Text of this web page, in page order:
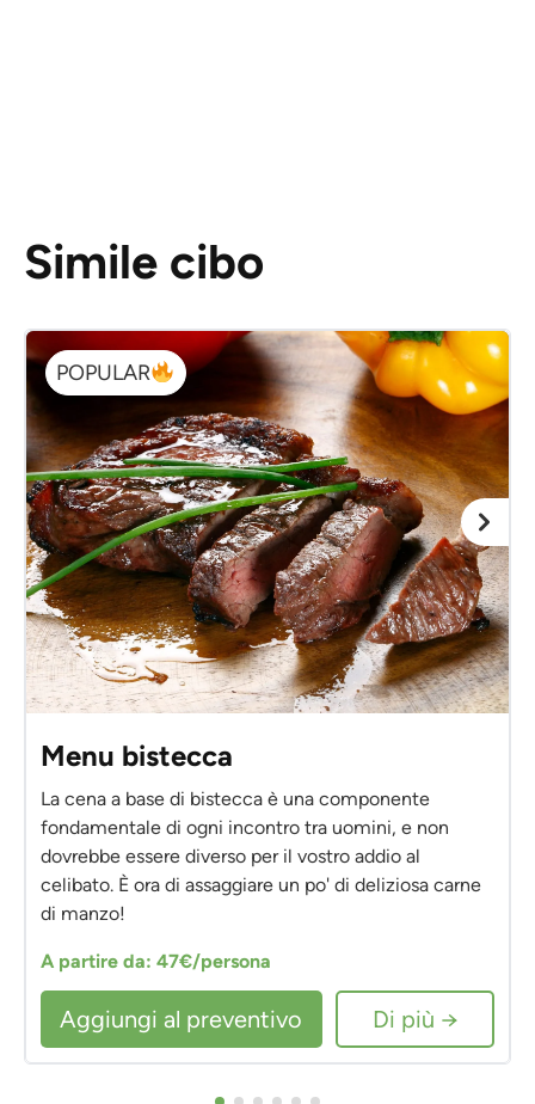
Simile cibo
POPULAR
Menu bistecca
La cena a base di bistecca è una componente
fondamentale di ogni incontro tra uomini, e non
dovrebbe essere diverso per il vostro addio al
celibato. È ora di assaggiare un po' di deliziosa carne
di manzo!
A partire da: 47€/persona
Aggiungi al preventivo Di più →